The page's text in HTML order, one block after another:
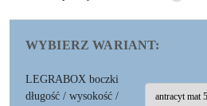
WYBIERZ WARIANT:
LEGRABOX boczki
długość / wysokość /